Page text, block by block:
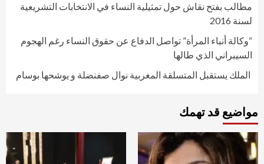
مطالب بفتح نقاش حول تمثيلية النساء في الانتخابات التشريعية
لسنة 2016
“وكالة أنباء المرأة” تواصل الدفاع عن حقوق النساء رغم الهجوم
السيبراني الذي طالها
الملك يستقبل المتسلقة المغربية نوال صفنضلة و يوشحها بوسام
مواضيع قد تهمك